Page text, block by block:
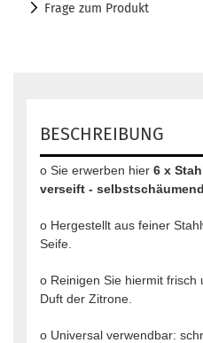
Frage zum Produkt
BESCHREIBUNG
o Sie erwerben hier 6 x
verseift - selbstschäumend
o Hergestellt aus feiner
Seife.
o Reinigen Sie hiermit frisch
Duft der Zitrone.
o Universal verwendbar: